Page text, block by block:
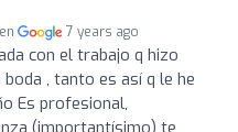
7 years ago
con el trabajo q hizo
, tanto es así q le he
Es profesional,
(importantísimo) te